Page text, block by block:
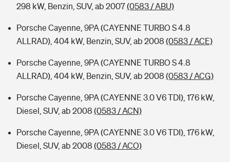
298 kW, Benzin, SUV, ab 2007(0583 / ABU)
Porsche Cayenne, 9PA (CAYENNE TURBO S 4.8
ALLRAD), 404 kW, Benzin, SUV, ab 2008 (0583 / ACE)
Porsche Cayenne, 9PA (CAYENNE TURBO S 4.8
ALLRAD), 404 kW, Benzin, SUV, ab 2008 (0583 / ACG)
Porsche Cayenne, 9PA (CAYENNE 3.0 V6 TDI), 176 kW,
Diesel, SUV, ab 2008 (0583 / ACN)
Porsche Cayenne, 9PA (CAYENNE 3.0 V6 TDI), 176 kW,
Diesel, SUV, ab 2008 (0583 / ACO)